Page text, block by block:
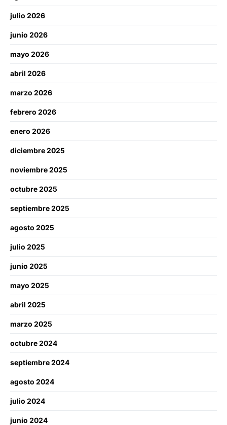
julio 2026
junio 2026
mayo 2026
abril 2026
marzo 2026
febrero 2026
enero 2026
diciembre 2025
noviembre 2025
octubre 2025
septiembre 2025
agosto 2025
julio 2025
junio 2025
mayo 2025
abril 2025
marzo 2025
octubre 2024
septiembre 2024
agosto 2024
julio 2024
junio 2024